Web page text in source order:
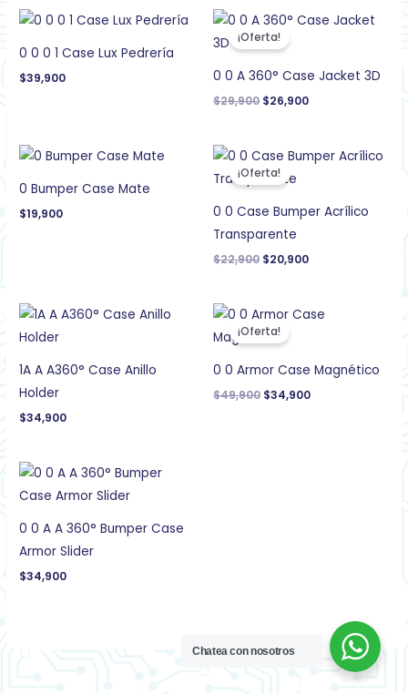
0 0 0 1 Case Lux Pedrería
$39,900
¡Oferta!
0 0 A 360° Case Jacket 3D
$29,900
El
precio
original
$29,900.
$26,900
El
precio
$26,900.
0 Bumper Case Mate
$19,900
¡Oferta!
0 0 Case Bumper Acrílico
Transparente
$22,900
El
precio
original
$22,900.
$20,900
El
precio
$20,900.
1A A A360° Case Anillo
Holder
$34,900
¡Oferta!
0 0 Armor Case Magnético
$49,900
El
precio
original
$49,900.
$34,900
El
precio
$34,900.
0 0 A A 360° Bumper Case
Armor Slider
$34,900
Chatea con nosotros